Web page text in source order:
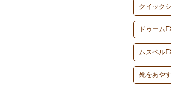
クイック
ドゥーム
ムスペル
死をあや